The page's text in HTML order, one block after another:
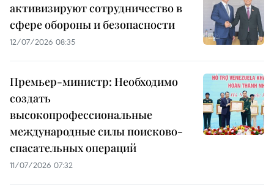
активизируют сотрудничество в
сфере обороны и безопасности
12/07/2026 08:35
Премьер-министр: Необходимо
создать
высокопрофессиональные
международные силы поисково-
спасательных операций
11/07/2026 07:32